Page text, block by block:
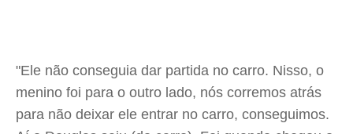
"Ele não conseguia dar partida no carro. Nisso, o
menino foi para o outro lado, nós corremos atrás
para não deixar ele entrar no carro, conseguimos.